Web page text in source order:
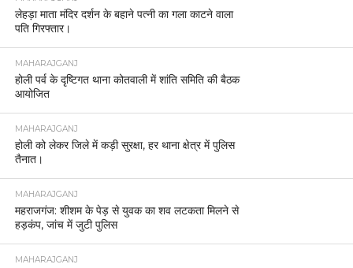
लेहड़ा माता मंदिर दर्शन के बहाने पत्नी का गला काटने वाला
पति गिरफ्तार।
MAHARAJGANJ
होली पर्व के दृष्टिगत थाना कोतवाली में शांति समिति की बैठक
आयोजित
MAHARAJGANJ
होली को लेकर जिले में कड़ी सुरक्षा, हर थाना क्षेत्र में पुलिस
तैनात।
MAHARAJGANJ
महराजगंज: शीशम के पेड़ से युवक का शव लटकता मिलने से
हड़कंप, जांच में जुटी पुलिस
MAHARAJGANJ